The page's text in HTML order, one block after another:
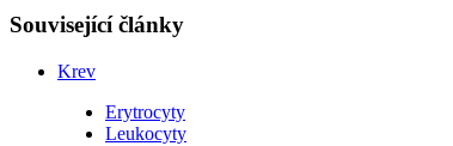
Související články
Krev
Erytrocyty
Leukocyty